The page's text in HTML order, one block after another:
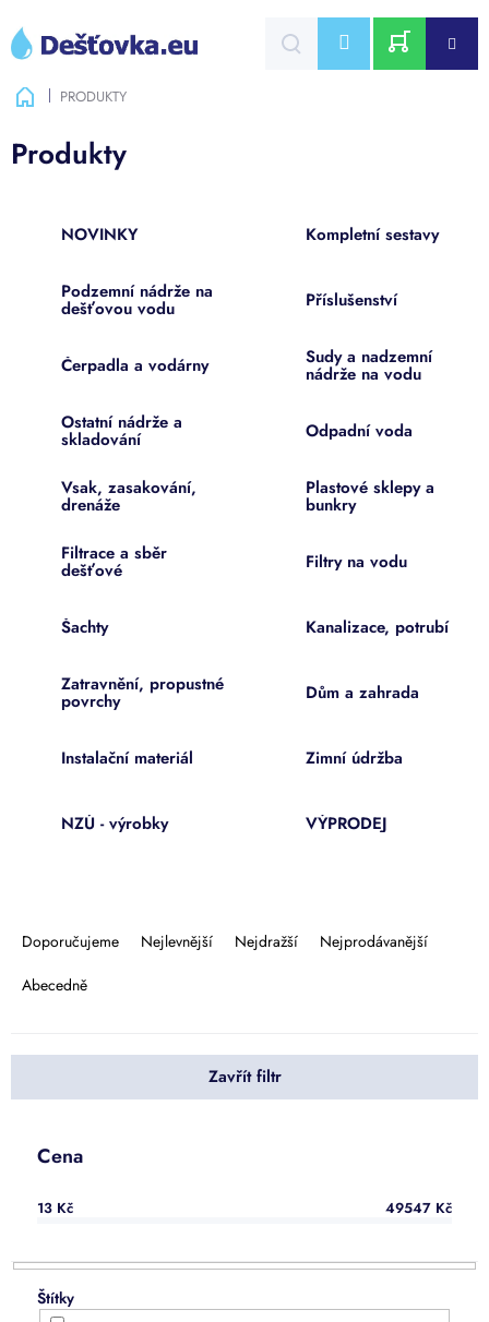
obsah
CZK
NÁKUPNÍ
DomůPRODUKTY
Produkty
NOVINKY Kompletní sestavy
Podzemní nádrže na
dešťovou vodu Příslušenství
Čerpadla a vodárny Sudy a nadzemní
nádrže na vodu
Ostatní nádrže a
skladování Odpadní voda
Vsak, zasakování,
drenáže
Plastové sklepy a
bunkry
Filtrace a sběr
dešťové Filtry na vodu
Šachty Kanalizace, potrubí
Zatravnění, propustné
povrchy Dům a zahrada
Instalační materiál Zimní údržba
NZÚ - výrobky VÝPRODEJ
p
o
Doporučujeme Nejlevnější Nejdražší
Nejprodávanější
Abecedně
Zavřít filtr
Cena
13 Kč 49547 Kč